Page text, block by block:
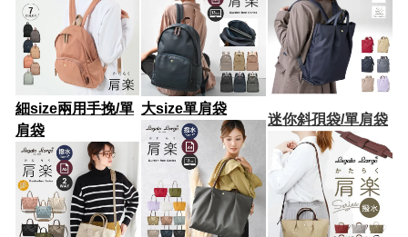
細size兩用手挽/單
肩袋
大size單肩袋
迷你斜孭袋/單肩袋